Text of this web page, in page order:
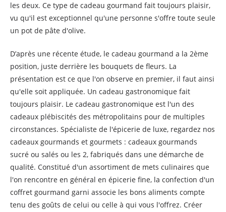
les deux. Ce type de cadeau gourmand fait toujours plaisir,
vu qu'il est exceptionnel qu'une personne s'offre toute seule
un pot de pâte d'olive.
D’après une récente étude, le cadeau gourmand a la 2ème
position, juste derrière les bouquets de fleurs. La
présentation est ce que l'on observe en premier, il faut ainsi
qu'elle soit appliquée. Un cadeau gastronomique fait
toujours plaisir. Le cadeau gastronomique est l'un des
cadeaux plébiscités des métropolitains pour de multiples
circonstances. Spécialiste de l'épicerie de luxe, regardez nos
cadeaux gourmands et gourmets : cadeaux gourmands
sucré ou salés ou les 2, fabriqués dans une démarche de
qualité. Constitué d'un assortiment de mets culinaires que
l'on rencontre en général en épicerie fine, la confection d'un
coffret gourmand garni associe les bons aliments compte
tenu des goûts de celui ou celle à qui vous l'offrez. Créer